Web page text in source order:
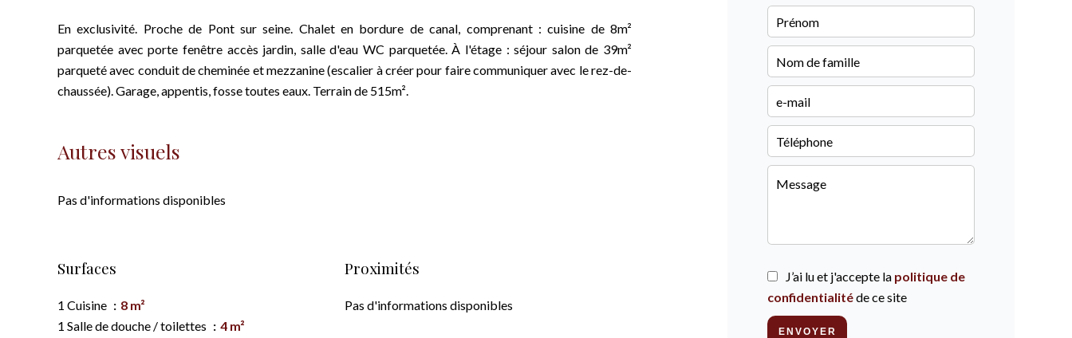
En exclusivité. Proche de Pont sur seine. Chalet en bordure de canal, comprenant : cuisine de 8m²
parquetée avec porte fenêtre accès jardin, salle d'eau WC parquetée. À l'étage : séjour salon de 39m²
parqueté avec conduit de cheminée et mezzanine (escalier à créer pour faire communiquer avec le rez-de-
chaussée). Garage, appentis, fosse toutes eaux. Terrain de 515m².
Autres visuels
Pas d'informations disponibles
Surfaces
1 Cuisine
8 m²
1 Salle de douche / toilettes
4 m²
Proximités
Pas d'informations disponibles
J’ai lu et j'accepte la politique de
confidentialitéde ce site
ENVOYER